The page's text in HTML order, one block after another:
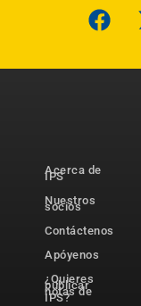
Acerca de
IPS
Nuestros
socios
Contáctenos
Apóyenos
¿Quieres
publicar
notas de
IPS?